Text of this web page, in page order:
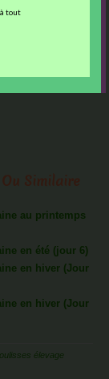
au printemps
en été (jour 6)
en hiver (Jour
en hiver (Jour
élevage
tout